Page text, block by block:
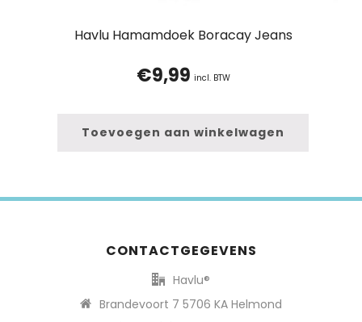
Havlu Hamamdoek Boracay Jeans
€9,99 incl. BTW
Toevoegen aan winkelwagen
CONTACTGEGEVENS
Havlu®
Brandevoort 7 5706 KA Helmond